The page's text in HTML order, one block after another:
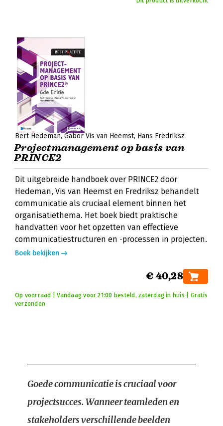
Bert Hedeman Gabor Vis van Heemst Hans Fredriksz
Projectmanagement op basis van
PRINCE2
Dit uitgebreide handboek over PRINCE2 door
Hedeman, Vis van Heemst en Fredriksz behandelt
communicatie als cruciaal element binnen het
organisatiethema. Het boek biedt praktische
handvatten voor het opzetten van effectieve
communicatiestructuren en -processen in projecten.
Boek bekijken
€ 40,28
Op voorraad | Vandaag voor 21:00 besteld, zaterdag in huis | Gratis
verzonden
Goede communicatie is cruciaal voor
projectsucces. Wanneer teamleden en
stakeholders verschillende beelden